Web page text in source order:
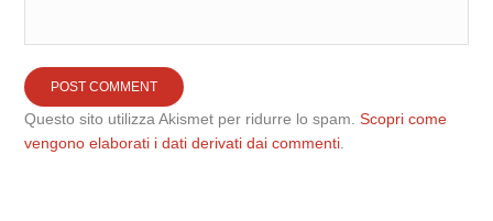
Questo sito utilizza Akismet per ridurre lo spam.Scopri come
vengono elaborati i dati derivati dai commenti